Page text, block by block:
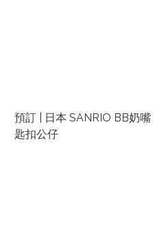
預訂 | 日本 SANRIO BB奶嘴
匙扣公仔